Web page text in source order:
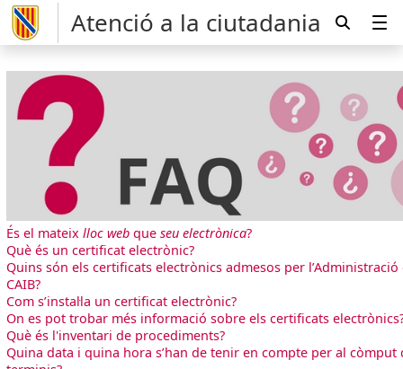
Atenció a la ciutadania
És el mateixlloc web queseu electrònica?
Què és un certificat electrònic?
Quins són els certificats electrònics admesos per l’Administració
CAIB?
Com s’instal·la un certificat electrònic?
On es pot trobar més informació sobre els certificats
Què és l'inventari de procediments?
Quina data i quina hora s’han de tenir en compte per al còmput